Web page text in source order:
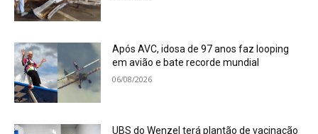
Após AVC, idosa de 97 anos faz looping
em avião e bate recorde mundial
06/08/2026
UBS do Wenzel terá plantão de vacinação